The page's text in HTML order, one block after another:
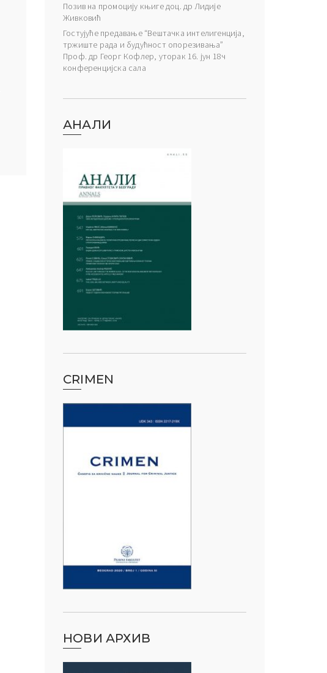
Позив на промоцију књиге доц. др Лидије
Живковић
Гостујуће предавање “Вештачка интелигенција,
тржиште рада и будућност опорезивања”
Проф. др Георг Кофлер, уторак 16. јун 18ч
конференцијска сала
АНАЛИ
CRIMEN
НОВИ АРХИВ